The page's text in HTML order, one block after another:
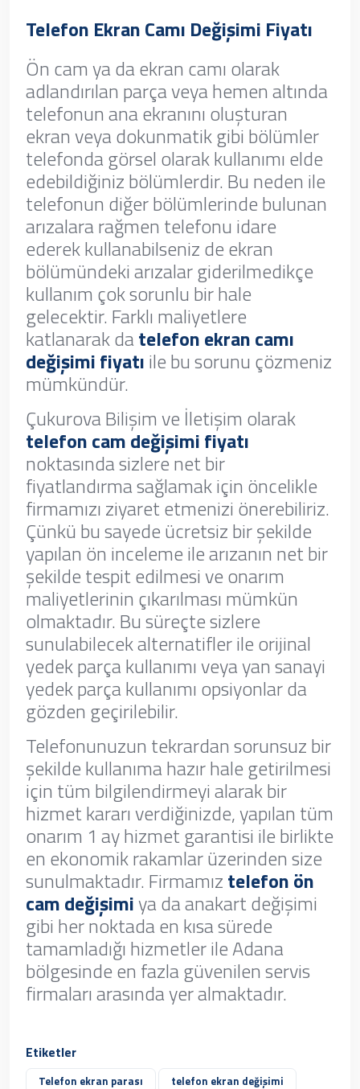
Telefon Ekran Camı Değişimi Fiyatı
Ön cam ya da ekran camı olarak
adlandırılan parça veya hemen altında
telefonun ana ekranını oluşturan
ekran veya dokunmatik gibi bölümler
telefonda görsel olarak kullanımı elde
edebildiğiniz bölümlerdir. Bu neden ile
telefonun diğer bölümlerinde bulunan
arızalara rağmen telefonu idare
ederek kullanabilseniz de ekran
bölümündeki arızalar giderilmedikçe
kullanım çok sorunlu bir hale
gelecektir. Farklı maliyetlere
katlanarak datelefon ekran camı
değişimi fiyatıile bu sorunu çözmeniz
mümkündür.
Çukurova Bilişim ve İletişim olarak
telefon cam değişimi fiyatı
noktasında sizlere net bir
fiyatlandırma sağlamak için öncelikle
firmamızı ziyaret etmenizi önerebiliriz.
Çünkü bu sayede ücretsiz bir şekilde
yapılan ön inceleme ile arızanın net bir
şekilde tespit edilmesi ve onarım
maliyetlerinin çıkarılması mümkün
olmaktadır. Bu süreçte sizlere
sunulabilecek alternatifler ile orijinal
yedek parça kullanımı veya yan sanayi
yedek parça kullanımı opsiyonlar da
gözden geçirilebilir.
Telefonunuzun tekrardan sorunsuz bir
şekilde kullanıma hazır hale getirilmesi
için tüm bilgilendirmeyi alarak bir
hizmet kararı verdiğinizde, yapılan tüm
onarım 1 ay hizmet garantisi ile birlikte
en ekonomik rakamlar üzerinden size
sunulmaktadır. Firmamıztelefon ön
cam değişimiya da anakart değişimi
gibi her noktada en kısa sürede
tamamladığı hizmetler ile Adana
bölgesinde en fazla güvenilen servis
firmaları arasında yer almaktadır.
Etiketler
Telefon ekran parası telefon ekran değişimi